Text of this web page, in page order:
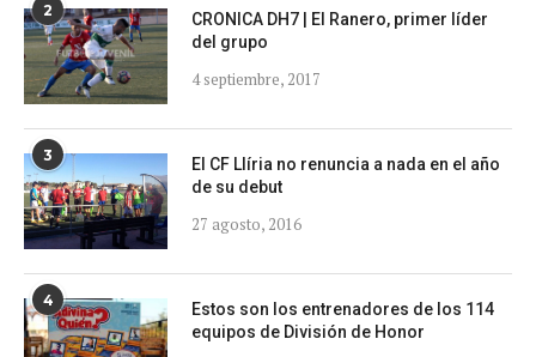
2
CRONICA DH7 | El Ranero, primer líder
del grupo
4 septiembre, 2017
3
El CF Llíria no renuncia a nada en el año
de su debut
27 agosto, 2016
4
Estos son los entrenadores de los 114
equipos de División de Honor